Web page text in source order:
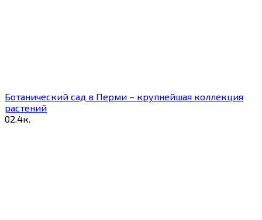
Ботанический сад в Перми – крупнейшая коллекция
растений
02.4к.